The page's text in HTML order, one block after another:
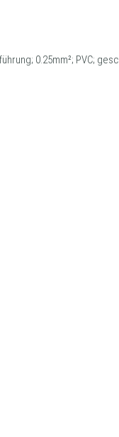
0.25mm²; PVC;